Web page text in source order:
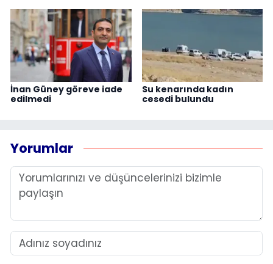
İnan Güney göreve iade
edilmedi
Su kenarında kadın
cesedi bulundu
Yorumlar